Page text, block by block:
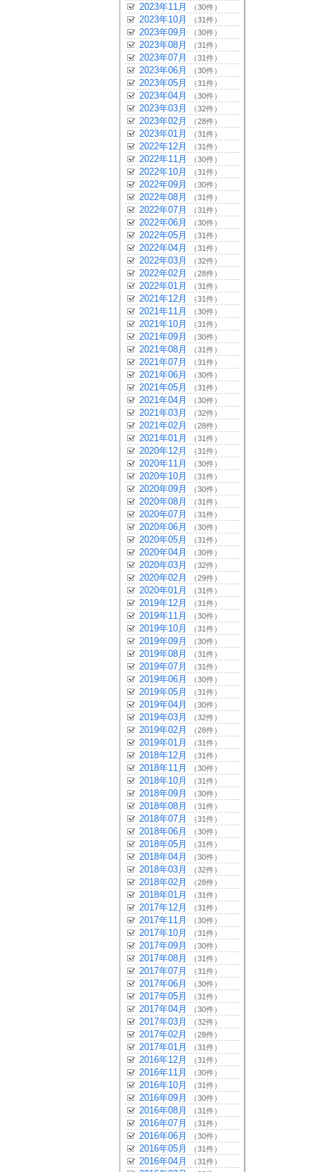
2023年11月 （30件）
2023年10月 （31件）
2023年09月 （30件）
2023年08月 （31件）
2023年07月 （31件）
2023年06月 （30件）
2023年05月 （31件）
2023年04月 （30件）
2023年03月 （32件）
2023年02月 （28件）
2023年01月 （31件）
2022年12月 （31件）
2022年11月 （30件）
2022年10月 （31件）
2022年09月 （30件）
2022年08月 （31件）
2022年07月 （31件）
2022年06月 （30件）
2022年05月 （31件）
2022年04月 （31件）
2022年03月 （32件）
2022年02月 （28件）
2022年01月 （31件）
2021年12月 （31件）
2021年11月 （30件）
2021年10月 （31件）
2021年09月 （30件）
2021年08月 （31件）
2021年07月 （31件）
2021年06月 （30件）
2021年05月 （31件）
2021年04月 （30件）
2021年03月 （32件）
2021年02月 （28件）
2021年01月 （31件）
2020年12月 （31件）
2020年11月 （30件）
2020年10月 （31件）
2020年09月 （30件）
2020年08月 （31件）
2020年07月 （31件）
2020年06月 （30件）
2020年05月 （31件）
2020年04月 （30件）
2020年03月 （32件）
2020年02月 （29件）
2020年01月 （31件）
2019年12月 （31件）
2019年11月 （30件）
2019年10月 （31件）
2019年09月 （30件）
2019年08月 （31件）
2019年07月 （31件）
2019年06月 （30件）
2019年05月 （31件）
2019年04月 （30件）
2019年03月 （32件）
2019年02月 （28件）
2019年01月 （31件）
2018年12月 （31件）
2018年11月 （30件）
2018年10月 （31件）
2018年09月 （30件）
2018年08月 （31件）
2018年07月 （31件）
2018年06月 （30件）
2018年05月 （31件）
2018年04月 （30件）
2018年03月 （32件）
2018年02月 （28件）
2018年01月 （31件）
2017年12月 （31件）
2017年11月 （30件）
2017年10月 （31件）
2017年09月 （30件）
2017年08月 （31件）
2017年07月 （31件）
2017年06月 （30件）
2017年05月 （31件）
2017年04月 （30件）
2017年03月 （32件）
2017年02月 （28件）
2017年01月 （31件）
2016年12月 （31件）
2016年11月 （30件）
2016年10月 （31件）
2016年09月 （30件）
2016年08月 （31件）
2016年07月 （31件）
2016年06月 （30件）
2016年05月 （31件）
2016年04月 （31件）